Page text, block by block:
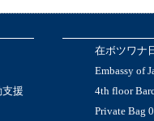
援
在ボツワナ
Embassy of
4th floor
Private Bag